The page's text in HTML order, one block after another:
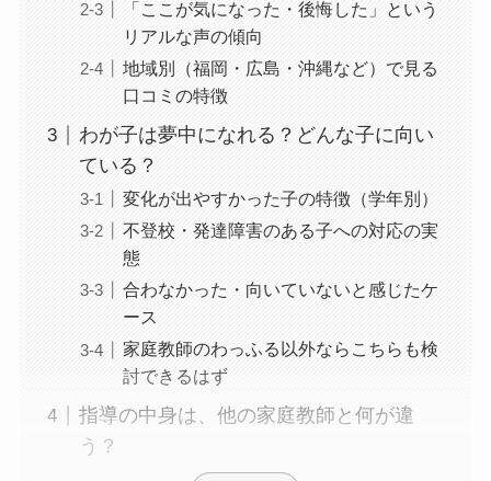
「ここが気になった・後悔した」という
リアルな声の傾向
地域別（福岡・広島・沖縄など）で見る
口コミの特徴
わが子は夢中になれる？どんな子に向い
ている？
変化が出やすかった子の特徴（学年別）
不登校・発達障害のある子への対応の実
態
合わなかった・向いていないと感じたケ
ース
家庭教師のわっふる以外ならこちらも検
討できるはず
指導の中身は、他の家庭教師と何が違
う？